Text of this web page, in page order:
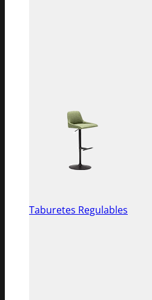
Taburetes Regulables